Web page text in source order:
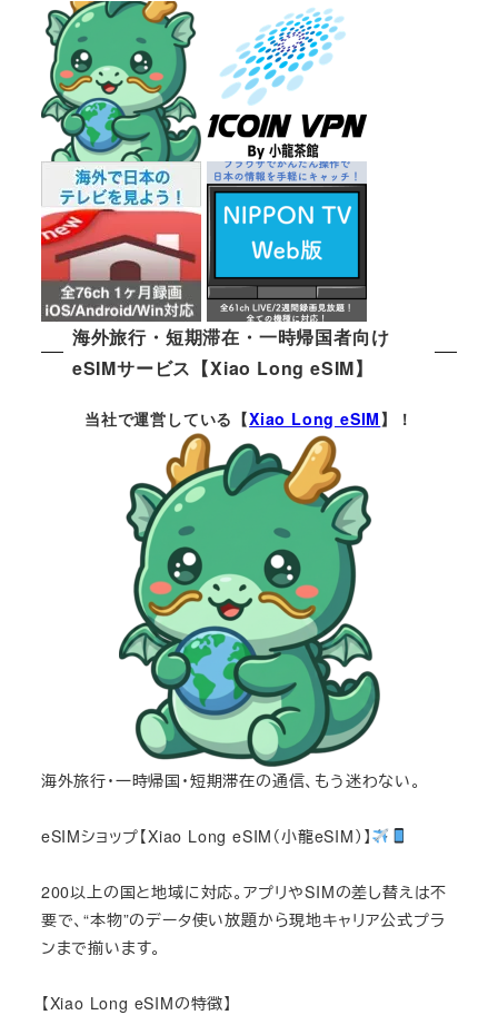
海外旅行・短期滞在・一時帰国者向け
eSIMサービス【Xiao Long eSIM】
当社で運営している【Xiao Long eSIM】！
海外旅行・一時帰国・短期滞在の通信、もう迷わない。
eSIMショップ【Xiao Long eSIM（小龍eSIM）】
200以上の国と地域に対応。アプリやSIMの差し替えは不
要で、“本物”のデータ使い放題から現地キャリア公式プラ
ンまで揃います。
【Xiao Long eSIMの特徴】